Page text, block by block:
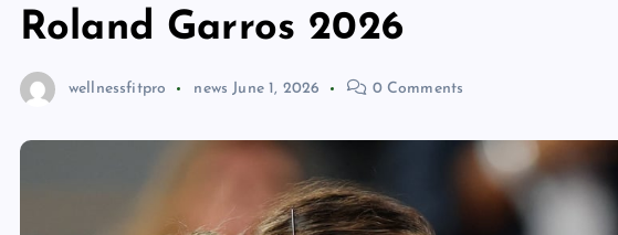
Roland Garros 2026
wellnessfitpro news June 1, 2026 0 Comments